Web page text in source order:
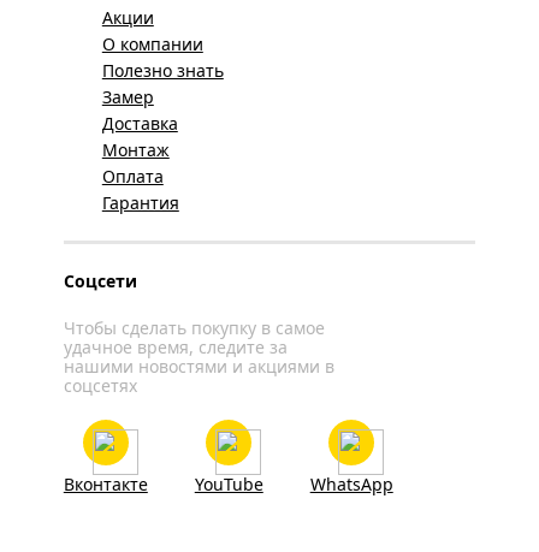
Акции
О компании
Полезно знать
Замер
Доставка
Монтаж
Оплата
Гарантия
Соцсети
Чтобы сделать покупку в самое
удачное время, следите за
нашими новостями и акциями в
соцсетях
Вконтакте YouTube WhatsApp